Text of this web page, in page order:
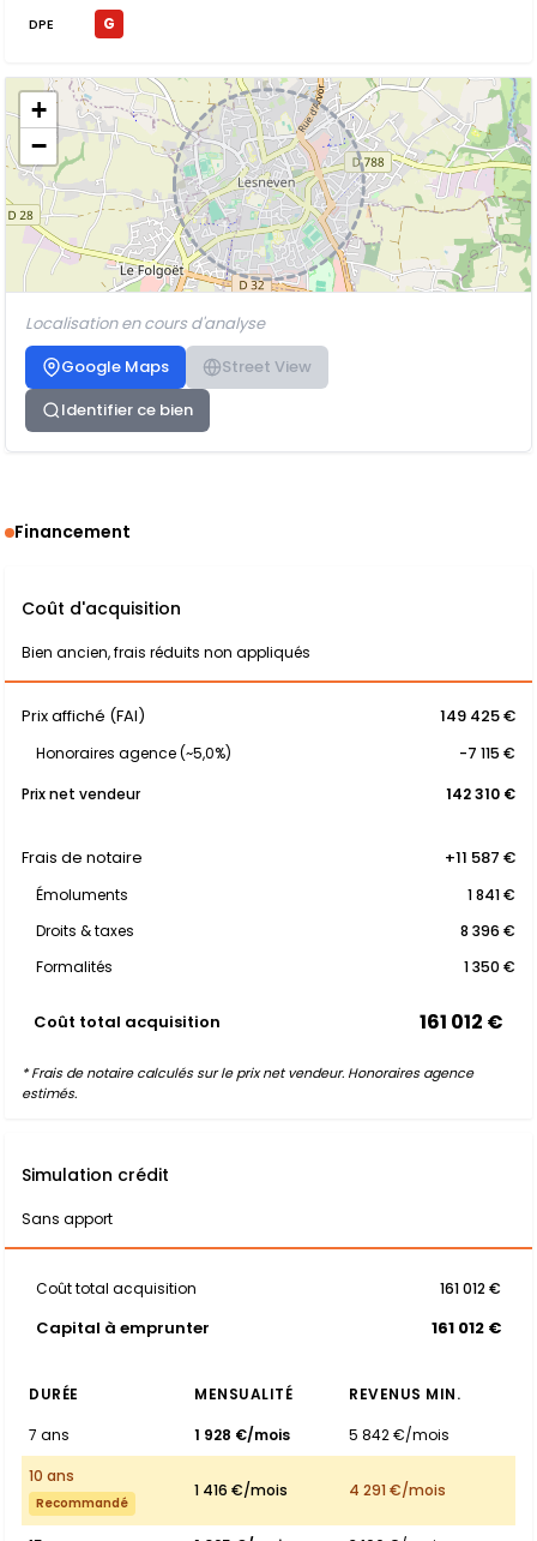
DPE G
+
−
Localisation en cours d'analyse
Google Maps
Street View
Identifier ce bien
Financement
Coût d'acquisition
Bien ancien, frais réduits non appliqués
Prix affiché (FAI) 149 425 €
Honoraires agence (~5,0%)
-7 115 €
Prix net vendeur
142 310 €
Frais de notaire +11 587 €
Émoluments
1 841 €
Droits & taxes
8 396 €
Formalités
1 350 €
Coût total acquisition 161 012 €
* Frais de notaire calculés sur le prix net vendeur. Honoraires agence
estimés.
Simulation crédit
Sans apport
Coût total acquisition 161 012 €
Capital à emprunter 161 012 €
DURÉE MENSUALITÉ
REVENUS MIN.
7 ans
1 928 €/mois
5 842 €/mois
10 ans
Recommandé
1 416 €/mois 4 291 €/mois